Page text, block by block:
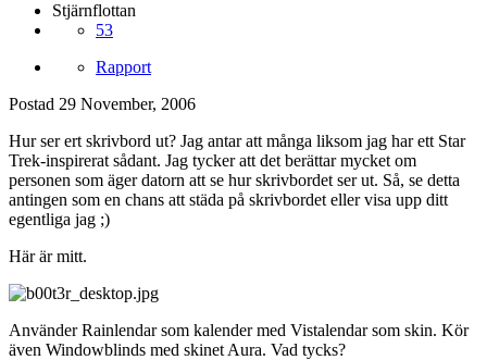
Stjärnflottan
53
Rapport
Postad 29 November, 2006
Hur ser ert skrivbord ut? Jag antar att många liksom jag har ett Star
Trek-inspirerat sådant. Jag tycker att det berättar mycket om
personen som äger datorn att se hur skrivbordet ser ut. Så, se detta
antingen som en chans att städa på skrivbordet eller visa upp ditt
egentliga jag ;)
Här är mitt.
Använder Rainlendar som kalender med Vistalendar som skin. Kör
även Windowblinds med skinet Aura. Vad tycks?